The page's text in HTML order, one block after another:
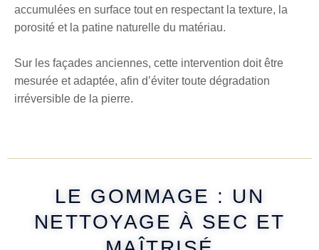
accumulées en surface tout en respectant la texture, la
porosité et la patine naturelle du matériau.
Sur les façades anciennes, cette intervention doit être
mesurée et adaptée, afin d’éviter toute dégradation
irréversible de la pierre.
LE GOMMAGE : UN
NETTOYAGE À SEC ET